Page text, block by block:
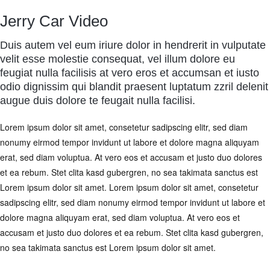
Jerry Car Video
Duis autem vel eum iriure dolor in hendrerit in vulputate
velit esse molestie consequat, vel illum dolore eu
feugiat nulla facilisis at vero eros et accumsan et iusto
odio dignissim qui blandit praesent luptatum zzril delenit
augue duis dolore te feugait nulla facilisi.
Lorem ipsum dolor sit amet, consetetur sadipscing elitr, sed diam
nonumy eirmod tempor invidunt ut labore et dolore magna aliquyam
erat, sed diam voluptua. At vero eos et accusam et justo duo dolores
et ea rebum. Stet clita kasd gubergren, no sea takimata sanctus est
Lorem ipsum dolor sit amet. Lorem ipsum dolor sit amet, consetetur
sadipscing elitr, sed diam nonumy eirmod tempor invidunt ut labore et
dolore magna aliquyam erat, sed diam voluptua. At vero eos et
accusam et justo duo dolores et ea rebum. Stet clita kasd gubergren,
no sea takimata sanctus est Lorem ipsum dolor sit amet.